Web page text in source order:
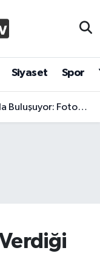
Siyaset Spor
2026 İçin Geri Sayım Başladı!